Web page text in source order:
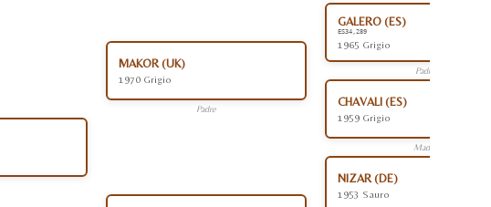
MAKOR (UK)
1970 Grigio
Padre
GALERO (ES)
ES34,289
1965 Grigio
Padre
CHAVALI (ES)
1959 Grigio
Madre
NIZAR (DE)
1953 Sauro